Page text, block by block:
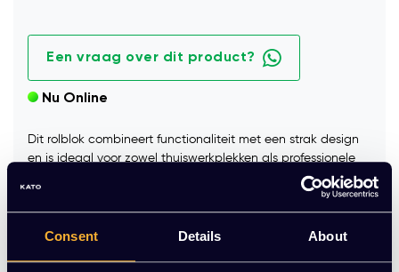
Consent Details About
Een vraag over dit product?
Nu Online
Dit rolblok combineert functionaliteit met een strak design
en is ideaal voor zowel thuiswerkplekken als professionele